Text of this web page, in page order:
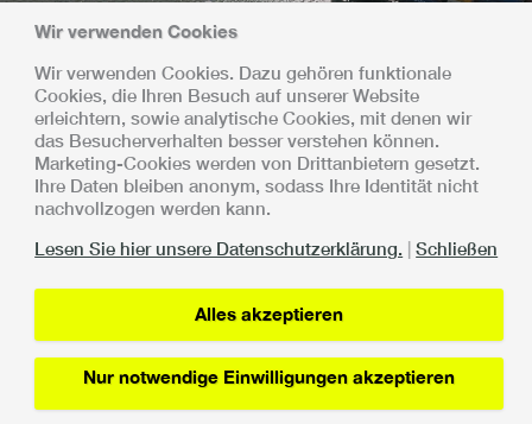
Gemeinsam stark
Es wurde mit allen Beteiligten vereinbart, dass die Umsetzung
und Ausweitung der Secure Chain schrittweise und kontrolliert
erfolgt. Die Secure Chain ist eine Zusammenarbeit zwischen:
Datenschutzerklärung
Wir verwenden Cookies
Wir verwenden Cookies. Dazu gehören funktionale
Cookies, die Ihren Besuch auf unserer Website
erleichtern, sowie analytische Cookies, mit denen wir
das Besucherverhalten besser verstehen können.
Marketing-Cookies werden von Drittanbietern gesetzt.
Ihre Daten bleiben anonym, sodass Ihre Identität nicht
nachvollzogen werden kann.
Lesen Sie hier unsere Datenschutzerklärung.
|Schließen
Alles akzeptieren
Nur notwendige Einwilligungen akzeptieren